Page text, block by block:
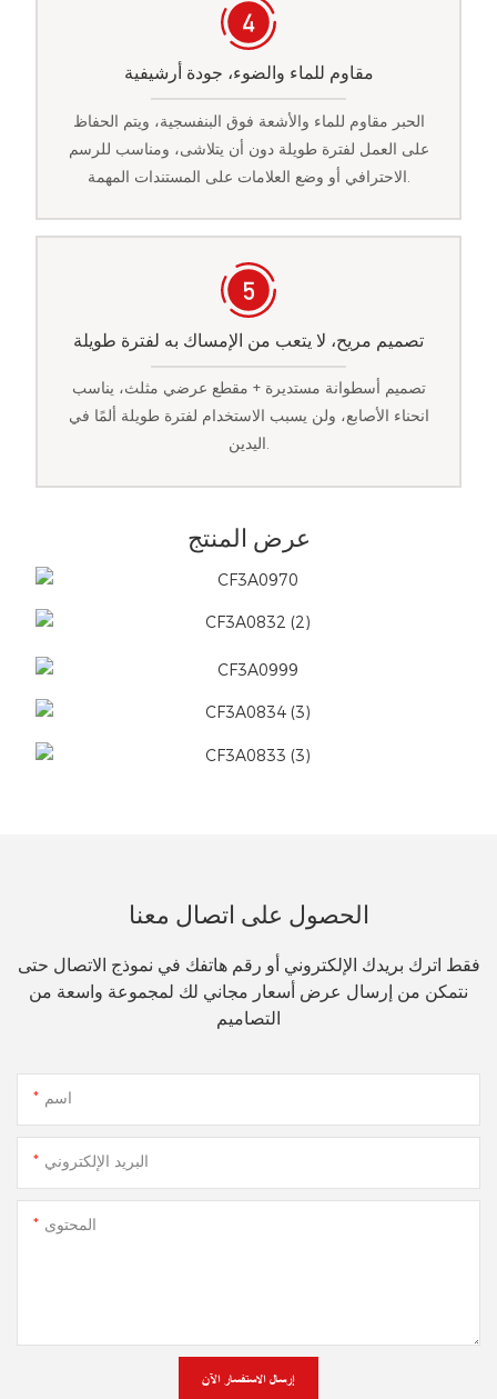
مقاوم للماء والضوء، جودة أرشيفية
الحبر مقاوم للماء والأشعة فوق البنفسجية، ويتم الحفاظ
على العمل لفترة طويلة دون أن يتلاشى، ومناسب للرسم
تصميم مريح، لا يتعب من الإمساك به لفترة طويلة
تصميم أسطوانة مستديرة + مقطع عرضي مثلث، يناسب
انحناء الأصابع، ولن يسبب الاستخدام لفترة طويلة ألمًا في
اليدين.
عرض المنتج
الحصول على اتصال معنا
فقط اترك بريدك الإلكتروني أو رقم هاتفك في نموذج الاتصال حتى
نتمكن من إرسال عرض أسعار مجاني لك لمجموعة واسعة من
التصاميم
اسم
البريد الإلكتروني
المحتوى
إرسال الاستفسار الآن